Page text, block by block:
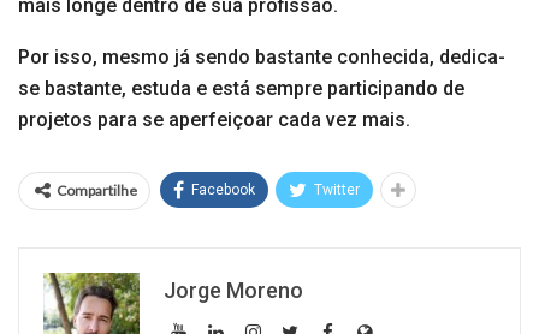
mais longe dentro de sua profissão.
Por isso, mesmo já sendo bastante conhecida, dedica-
se bastante, estuda e está sempre participando de
projetos para se aperfeiçoar cada vez mais.
Compartilhe Facebook Twitter
Jorge Moreno